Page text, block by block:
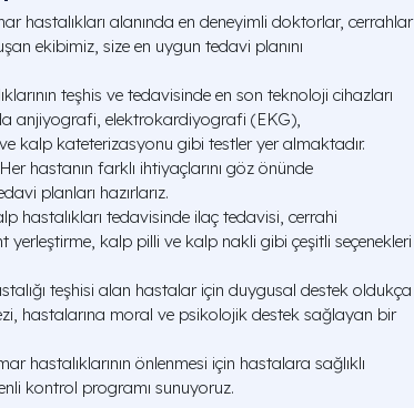
hastalıkları alanında en deneyimli doktorlar, cerrahlar
ekibimiz, size en uygun tedavi planını
teşhis ve tedavisinde en son teknoloji cihazları
anjiyografi, elektrokardiyografi (EKG),
kalp kateterizasyonu gibi testler yer almaktadır.
hastanın farklı ihtiyaçlarını göz önünde
planları hazırlarız.
hastalıkları tedavisinde ilaç tedavisi, cerrahi
yerleştirme, kalp pilli ve kalp nakli gibi çeşitli seçenekleri
teşhisi alan hastalar için duygusal destek oldukça
hastalarına moral ve psikolojik destek sağlayan bir
hastalıklarının önlenmesi için hastalara sağlıklı
kontrol programı sunuyoruz.